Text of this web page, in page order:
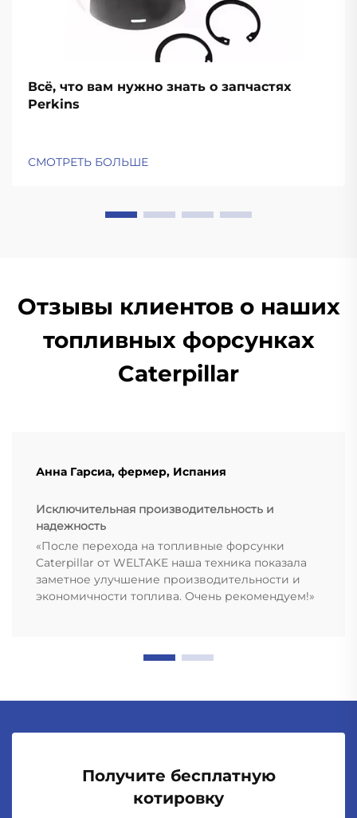
Всё, что вам нужно знать о запчастях
Perkins
СМОТРЕТЬ БОЛЬШЕ
Отзывы клиентов о наших
топливных форсунках
Caterpillar
Анна Гарсиа, фермер, Испания
Исключительная производительность и
надежность
«После перехода на топливные форсунки
Caterpillar от WELTAKE наша техника показала
заметное улучшение производительности и
экономичности топлива. Очень рекомендуем!»
Получите бесплатную
котировку